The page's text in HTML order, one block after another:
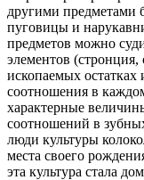
другими предметами
пуговицы и
предметов можно
элементов
ископаемых остатках
соотношения в
характерные
соотношений в
люди культуры
места своего
эта культура стала